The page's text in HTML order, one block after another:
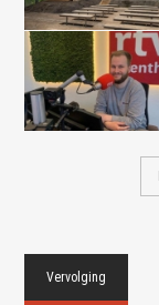
Vervolging